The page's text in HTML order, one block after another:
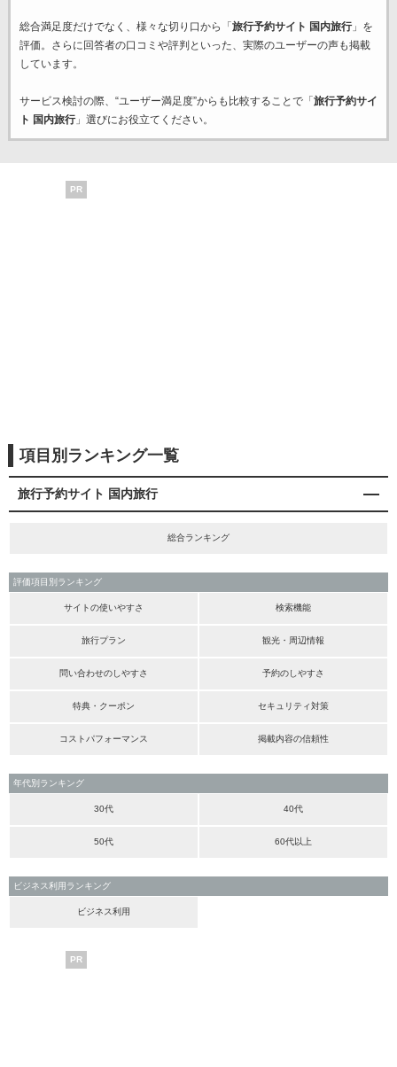
総合満足度だけでなく、様々な切り口から「 旅行予約サイト 国内旅行」を
評価。さらに回答者の口コミや評判といった、実際のユーザーの声も掲載
しています。
サービス検討の際、“ユーザー満足度”からも比較することで「 旅行予約サイ
ト 国内旅行」選びにお役立てください。
PR
項目別ランキング一覧
旅行予約サイト 国内旅行
総合ランキング
評価項目別ランキング
サイトの使いやすさ 検索機能
旅行プラン 観光・周辺情報
問い合わせのしやすさ 予約のしやすさ
特典・クーポン セキュリティ対策
コストパフォーマンス 掲載内容の信頼性
年代別ランキング
30代 40代
50代 60代以上
ビジネス利用ランキング
ビジネス利用
PR